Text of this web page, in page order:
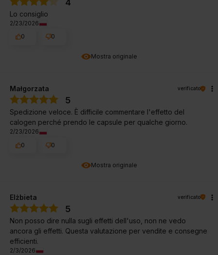
Mostra originale
Lo consiglio
2/23/2026
0
0
Mostra originale
Małgorzata verificato
5
Spedizione veloce. È difficile commentare l'effetto del
calogen perché prendo le capsule per qualche giorno.
2/23/2026
0
0
Elżbieta verificato
5
Non posso dire nulla sugli effetti dell'uso, non ne vedo
ancora gli effetti. Questa valutazione per vendite e consegne
efficienti.
2/3/2026